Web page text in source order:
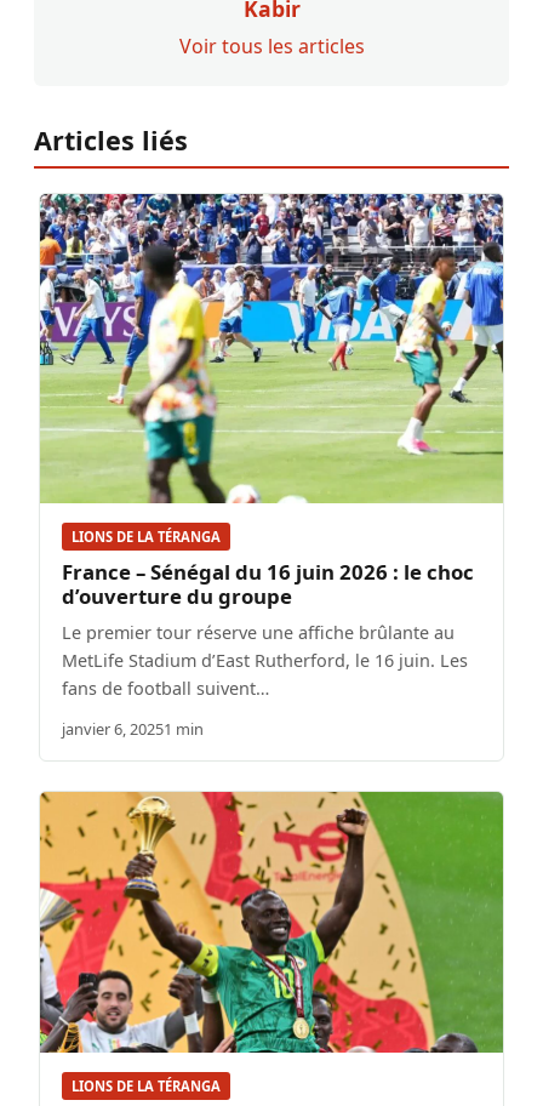
Kabir
Voir tous les articles
Articles liés
LIONS DE LA TÉRANGA
France – Sénégal du 16 juin 2026 : le choc
d’ouverture du groupe
Le premier tour réserve une affiche brûlante au
MetLife Stadium d’East Rutherford, le 16 juin. Les
fans de football suivent…
janvier 6, 20251 min
LIONS DE LA TÉRANGA